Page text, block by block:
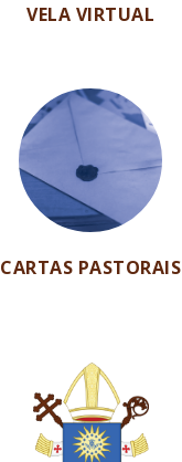
VELA VIRTUAL
CARTAS PASTORAIS